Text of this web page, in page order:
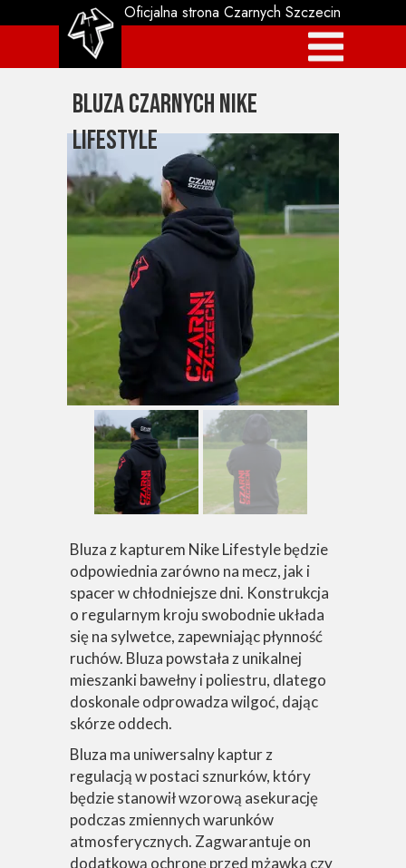
Bluza z kapturem Nike Lifestyle będzie
odpowiednia zarówno na mecz, jak i
spacer w chłodniejsze dni. Konstrukcja
o regularnym kroju swobodnie układa
się na sylwetce, zapewniając płynność
ruchów. Bluza powstała z unikalnej
mieszanki bawełny i poliestru, dlatego
doskonale odprowadza wilgoć, dając
skórze oddech.
Bluza ma uniwersalny kaptur z
regulacją w postaci sznurków, który
będzie stanowił wzorową asekurację
podczas zmiennych warunków
atmosferycznych. Zagwarantuje on
dodatkową ochronę przed mżawką czy
Bluza Czarnych Nike
Lifestyle
Oficjalna strona Czarnych Szczecin